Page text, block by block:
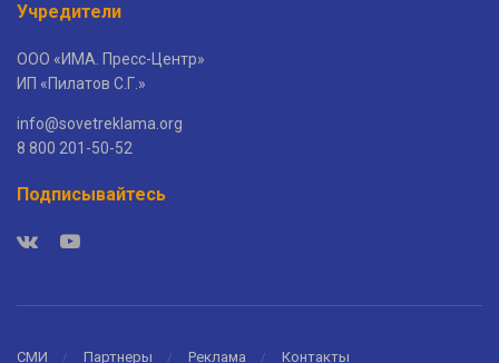
Учредители
ООО «ИМА. Пресс-Центр»
ИП «Пилатов С.Г.»
info@sovetreklama.org
8 800 201-50-52
Подписывайтесь
СМИ Партнеры Реклама Контакты